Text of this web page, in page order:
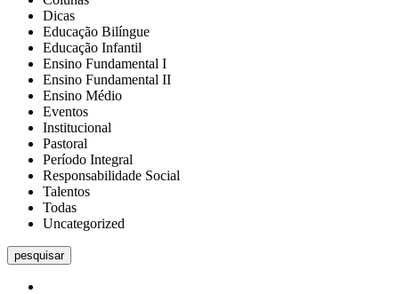
Dicas
Educação Bilíngue
Educação Infantil
Ensino Fundamental I
Ensino Fundamental II
Ensino Médio
Eventos
Institucional
Pastoral
Período Integral
Responsabilidade Social
Talentos
Todas
Uncategorized
pesquisar